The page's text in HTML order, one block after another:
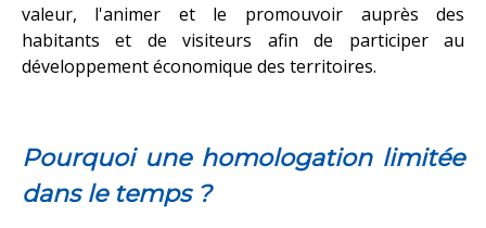
valeur, l'animer et le promouvoir auprès des
habitants et de visiteurs afin de participer au
développement économique des territoires.
Pourquoi une homologation limitée
dans le temps ?